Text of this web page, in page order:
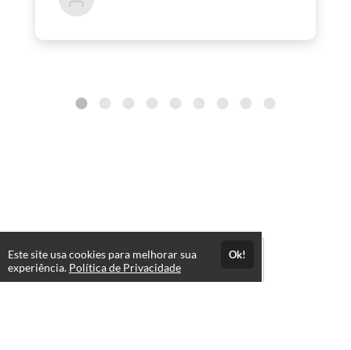
Este site usa cookies para melhorar sua
experiência. Política de Privacidade
Ok!